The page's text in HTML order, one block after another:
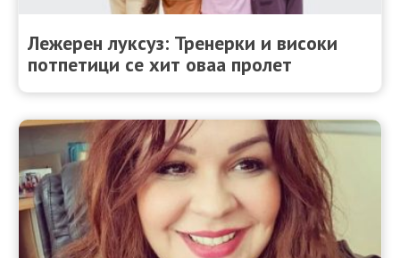
Лежерен луксуз: Тренерки и високи
потпетици се хит оваа пролет